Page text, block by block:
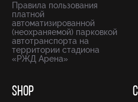
Правила пользования
платной
автоматизированной
(неохраняемой) парковкой
автотранспорта на
территории стадиона
«РЖД Арена»
SHOP